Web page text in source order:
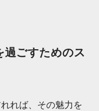
過ごすためのス
れば、その魅力を